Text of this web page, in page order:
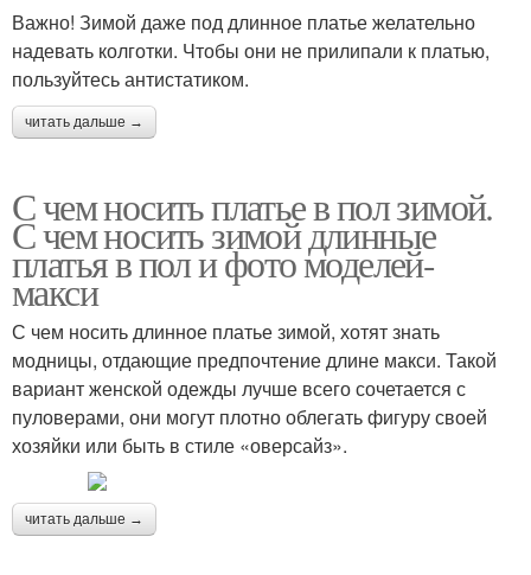
Важно! Зимой даже под длинное платье желательно
надевать колготки. Чтобы они не прилипали к платью,
пользуйтесь антистатиком.
читать дальше →
С чем носить платье в пол зимой.
С чем носить зимой длинные
платья в пол и фото моделей-
макси
С чем носить длинное платье зимой, хотят знать
модницы, отдающие предпочтение длине макси. Такой
вариант женской одежды лучше всего сочетается с
пуловерами, они могут плотно облегать фигуру своей
хозяйки или быть в стиле «оверсайз».
читать дальше →